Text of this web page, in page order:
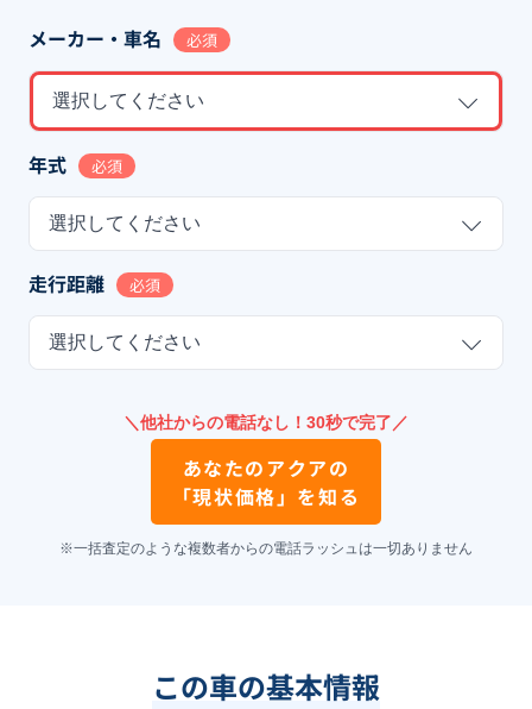
メーカー・車名 必須
選択してください
年式 必須
選択してください
走行距離 必須
選択してください
＼他社からの電話なし！30秒で完了／
あなたのアクアの
「現状価格」を知る
※一括査定のような複数者からの電話ラッシュは一切ありません
この車の基本情報